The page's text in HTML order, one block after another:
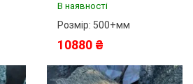
В наявності
Розмір: 500+мм
10880 ₴